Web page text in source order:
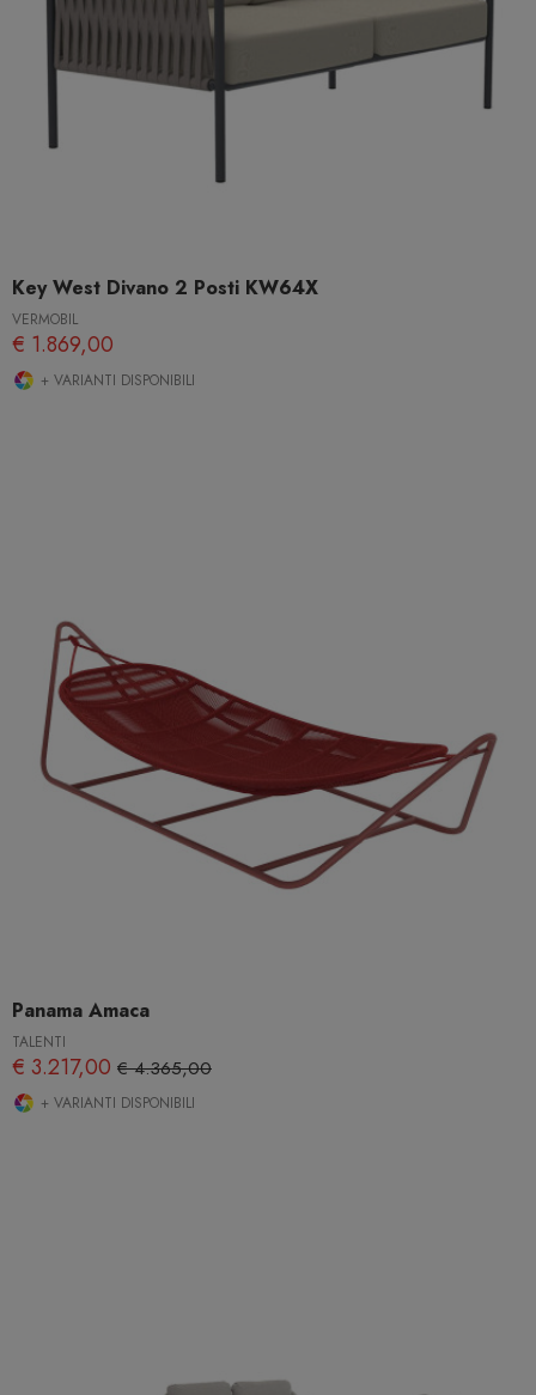
Key West Divano 2 Posti KW64X
VERMOBIL
€ 1.869,00
+ VARIANTI DISPONIBILI
Panama Amaca
TALENTI
€ 3.217,00 € 4.365,00
+ VARIANTI DISPONIBILI